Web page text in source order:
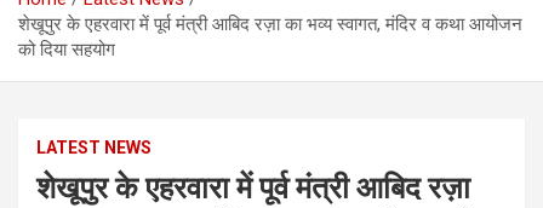
शेखूपुर के एहरवारा में पूर्व मंत्री आबिद रज़ा का भव्य स्वागत, मंदिर व कथा आयोजन
को दिया सहयोग
LATEST NEWS
शेखूपुर के एहरवारा में पूर्व मंत्री आबिद रज़ा